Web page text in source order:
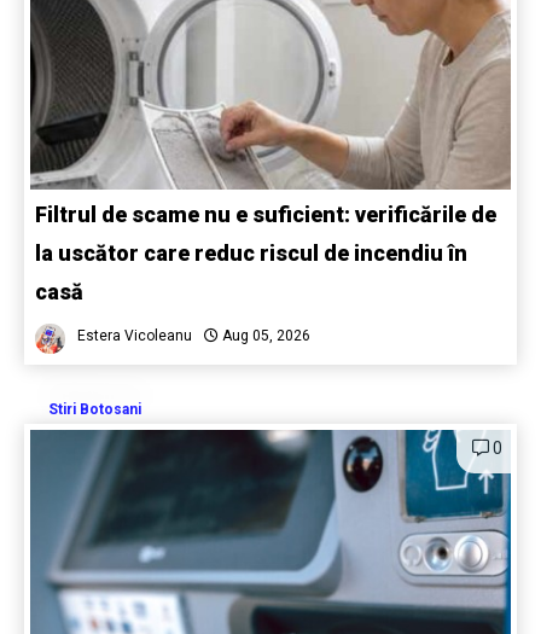
Filtrul de scame nu e suficient: verificările de
la uscător care reduc riscul de incendiu în
casă
Estera Vicoleanu Aug 05, 2026
Stiri Botosani
0